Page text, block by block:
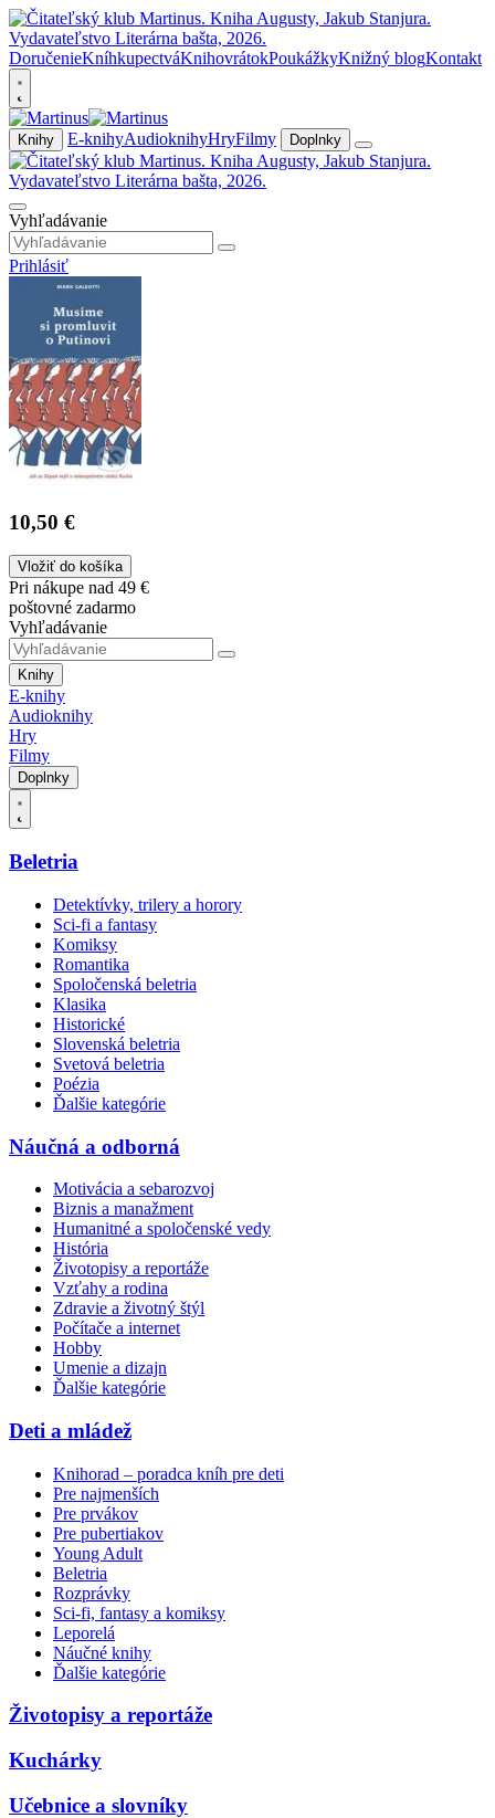
DoručenieKníhkupectváKnihovrátokPoukážkyKnižný blogKontakt
Knihy E-knihyAudioknihyHryFilmy Doplnky
Vyhľadávanie
Prihlásiť
10,50 €
Vložiť do košíka
Pri nákupe nad 49 €
poštovné zadarmo
Vyhľadávanie
Knihy
E-knihy
Audioknihy
Hry
Filmy
Doplnky
Beletria
Detektívky, trilery a horory
Sci-fi a fantasy
Komiksy
Romantika
Spoločenská beletria
Klasika
Historické
Slovenská beletria
Svetová beletria
Poézia
Ďalšie kategórie
Náučná a odborná
Motivácia a sebarozvoj
Biznis a manažment
Humanitné a spoločenské vedy
História
Životopisy a reportáže
Vzťahy a rodina
Zdravie a životný štýl
Počítače a internet
Hobby
Umenie a dizajn
Ďalšie kategórie
Deti a mládež
Knihorad – poradca kníh pre deti
Pre najmenších
Pre prvákov
Pre pubertiakov
Young Adult
Beletria
Rozprávky
Sci-fi, fantasy a komiksy
Leporelá
Náučné knihy
Ďalšie kategórie
Životopisy a reportáže
Kuchárky
Učebnice a slovníky